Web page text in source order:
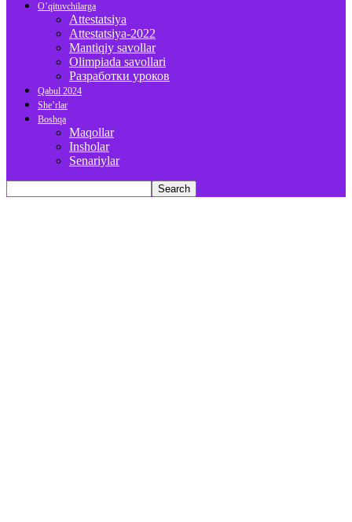
O’qituvchilarga
Attestatsiya
Attestatsiya-2022
Mantiqiy savollar
Olimpiada savollari
Разработки уроков
Qabul 2024
She’rlar
Boshqa
Maqollar
Insholar
Senariylar